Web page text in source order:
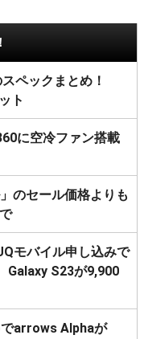
ペックまとめ！
ト
に空冷ファン搭載
のセール価格よりも
モバイル申し込みで
Galaxy S23が9,900
arrows Alphaが